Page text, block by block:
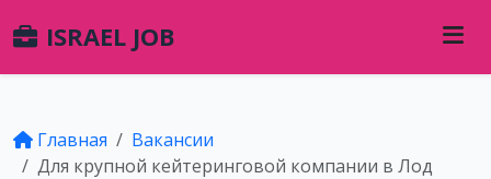
ISRAEL JOB
Главная
Вакансии
Для крупной кейтеринговой компании в Лод